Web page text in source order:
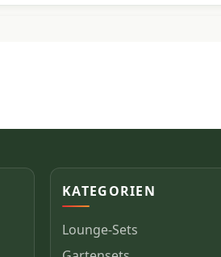
KATEGORIEN
Lounge-Sets